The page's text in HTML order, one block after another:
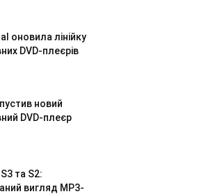
оновила лінійку
DVD-плеєрів
новий
DVD-плеєр
та S2:
вигляд МР3-